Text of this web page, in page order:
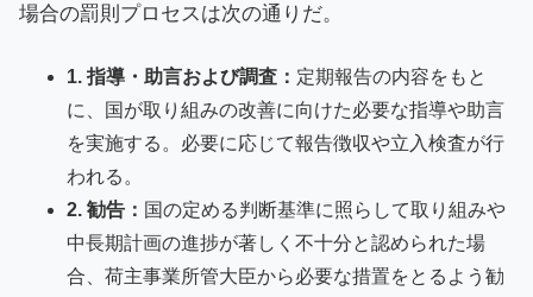
場合の罰則プロセスは次の通りだ。
1. 指導・助言および調査： 定期報告の内容をもと
に、国が取り組みの改善に向けた必要な指導や助言
を実施する。必要に応じて報告徴収や立入検査が行
われる。
2. 勧告： 国の定める判断基準に照らして取り組みや
中長期計画の進捗が著しく不十分と認められた場
合、荷主事業所管大臣から必要な措置をとるよう勧